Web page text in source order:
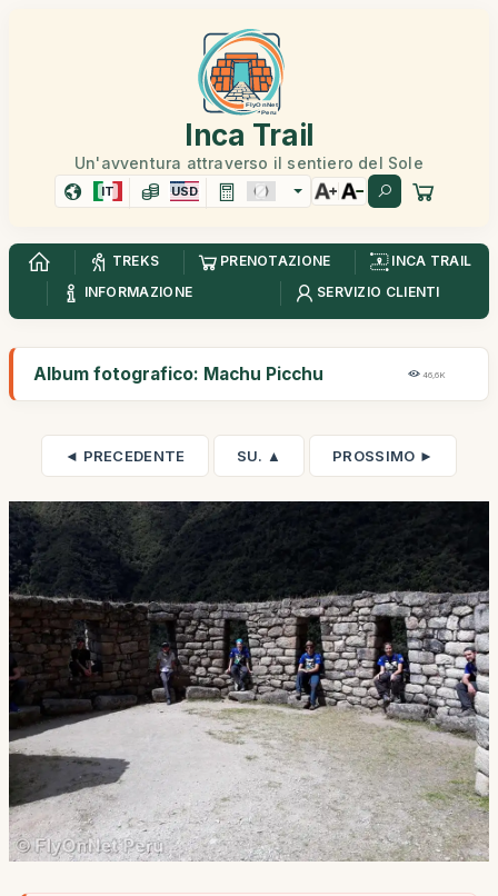
Inca Trail
Un'avventura attraverso il sentiero del Sole
IT USD
TREKS PRENOTAZIONE
INCA TRAIL
INFORMAZIONE
SERVIZIO CLIENTI
Album fotografico: Machu Picchu 46,6K
◄ PRECEDENTE SU. ▲ PROSSIMO ►